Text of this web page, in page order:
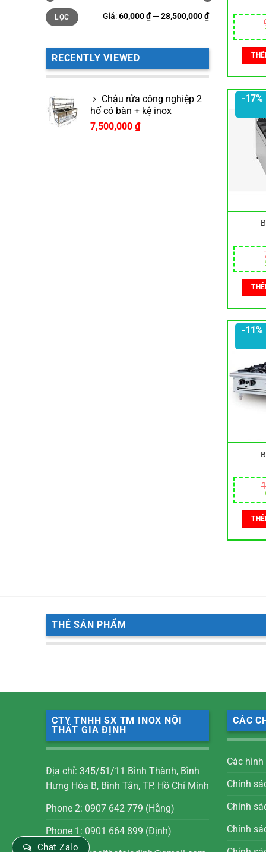
Giá
tối
thiểu
Giá
tối
đa
LỌC Giá:60,000 ₫—28,500,000 ₫
RECENTLY VIEWED
Chậu rửa công nghiệp 2
hố có bàn + kệ inox
7,500,000 ₫
-17%
-11%
THẺ SẢN PHẨM
CTY TNHH SX TM INOX NỘI
THẤT GIA ĐỊNH
Địa chỉ: 345/51/11 Bình Thành, Bình
Hưng Hòa B, Bình Tân, TP. Hồ Chí Minh
Phone 2: 0907 642 779 (Hằng)
Phone 1: 0901 664 899 (Định)
CÁC
Các
Chính
Chính
Chính
Chat Zalo